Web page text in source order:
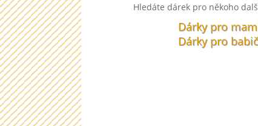
Hledáte dárek pro někoho
Dárky pro
Dárky pro